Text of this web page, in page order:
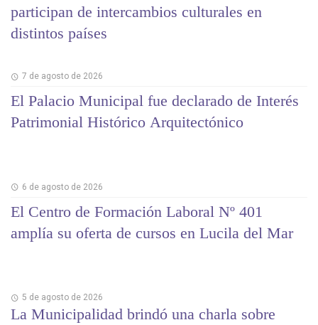
participan de intercambios culturales en
distintos países
7 de agosto de 2026
El Palacio Municipal fue declarado de Interés
Patrimonial Histórico Arquitectónico
6 de agosto de 2026
El Centro de Formación Laboral Nº 401
amplía su oferta de cursos en Lucila del Mar
5 de agosto de 2026
La Municipalidad brindó una charla sobre